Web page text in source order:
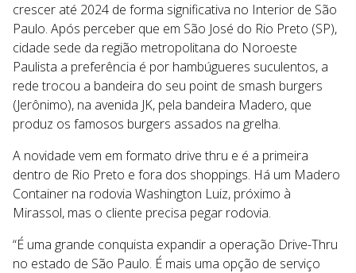
crescer até 2024 de forma significativa no Interior de São
Paulo. Após perceber que em São José do Rio Preto (SP),
cidade sede da região metropolitana do Noroeste
Paulista a preferência é por hambúgueres suculentos, a
rede trocou a bandeira do seu point de smash burgers
(Jerônimo), na avenida JK, pela bandeira Madero, que
produz os famosos burgers assados na grelha.
A novidade vem em formato drive thru e é a primeira
dentro de Rio Preto e fora dos shoppings. Há um Madero
Container na rodovia Washington Luiz, próximo à
Mirassol, mas o cliente precisa pegar rodovia.
“É uma grande conquista expandir a operação Drive-Thru
no estado de São Paulo. É mais uma opção de serviço